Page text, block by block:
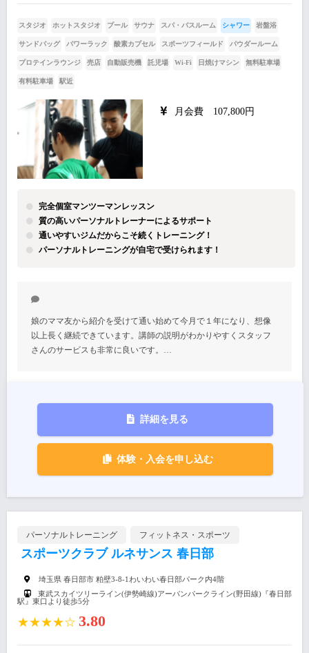
スタジオ ホットスタジオ プール サウナ スパ・バスルーム シャワー 岩盤浴
サンドバッグ パワーラック 酸素カプセル スポーツフィールド パウダールーム
プロテインラウンジ 売店 自動販売機 託児場 Wi-Fi 日焼けマシン 無料駐車場
有料駐車場 駅近
月会費 107,800円
完全個室マンツーマンレッスン
質の高いパーソナルトレーナーによるサポート
通いやすいジムだからこそ続くトレーニング！
パーソナルトレーニングが自宅で受けられます！
娘のママ友から紹介を受けて通い始めて今月で１年になり、想像
以上長く継続できています。講師の説明がわかりやすくスタッフ
さんのサービスも非常に良いです。…
詳細を見る
体験・入会を申し込む
パーソナルトレーニング フィットネス・スポーツ
スポーツクラブ ルネサンス 春日部
埼玉県 春日部市 粕壁3-8-1わいわい春日部パーク内4階
東武スカイツリーライン(伊勢崎線)アーバンパークライン(野田線)『春日部
駅』東口より徒歩5分
★★★★☆ 3.80